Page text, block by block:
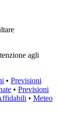
agli
• Previsioni
• Previsioni
• Meteo